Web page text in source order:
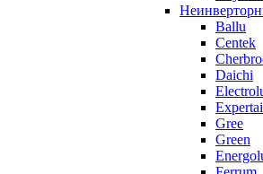
Ballu
Centek
Daichi
Gree
Green